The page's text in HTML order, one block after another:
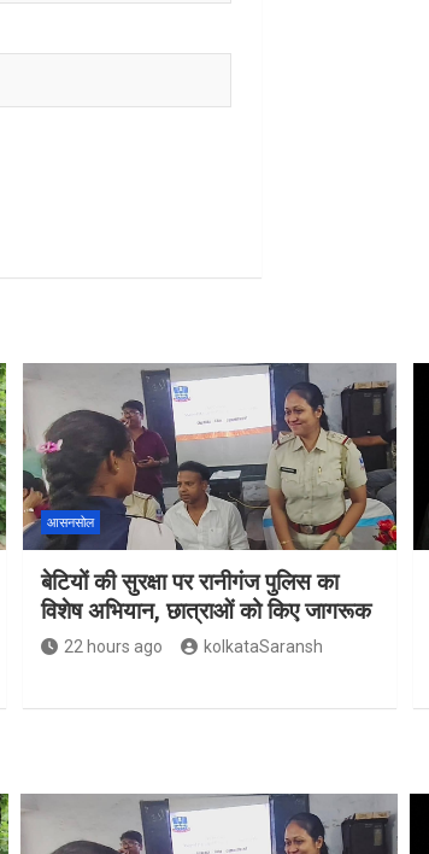
आसनसोल
बेटियों की सुरक्षा पर रानीगंज पुलिस का
विशेष अभियान, छात्राओं को किए जागरूक
22 hours ago kolkataSaransh